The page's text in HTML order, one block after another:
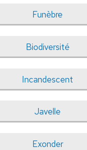
Funèbre
Biodiversité
Incandescent
Javelle
Exonder